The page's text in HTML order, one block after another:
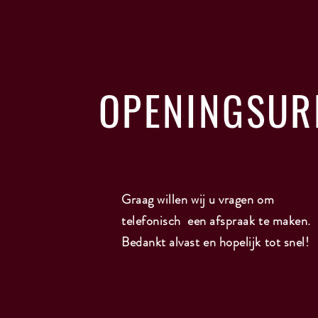
Graag willen wij u vragen om
telefonisch een afspraak te maken.
Bedankt alvast en hopelijk tot snel!